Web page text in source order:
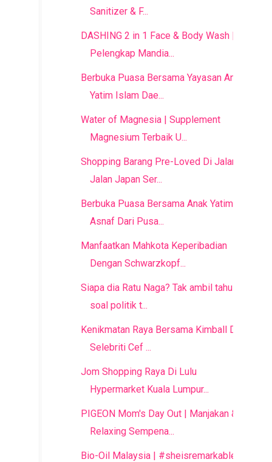
Sanitizer & F...
DASHING 2 in 1 Face & Body Wash |
Pelengkap Mandia...
Berbuka Puasa Bersama Yayasan Anak
Yatim Islam Dae...
Water of Magnesia | Supplement
Magnesium Terbaik U...
Shopping Barang Pre-Loved Di Jalan
Jalan Japan Ser...
Berbuka Puasa Bersama Anak Yatim &
Asnaf Dari Pusa...
Manfaatkan Mahkota Keperibadian
Dengan Schwarzkopf...
Siapa dia Ratu Naga? Tak ambil tahu
soal politik t...
Kenikmatan Raya Bersama Kimball Dan
Selebriti Cef ...
Jom Shopping Raya Di Lulu
Hypermarket Kuala Lumpur...
PIGEON Mom's Day Out | Manjakan &
Relaxing Sempena...
Bio-Oil Malaysia | #sheisremarkable